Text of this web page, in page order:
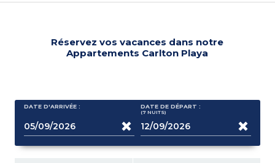
Réservez vos vacances dans notre
Appartements Carlton Playa
DATE D'ARRIVÉE : DATE DE DÉPART :
(7 NUITS)